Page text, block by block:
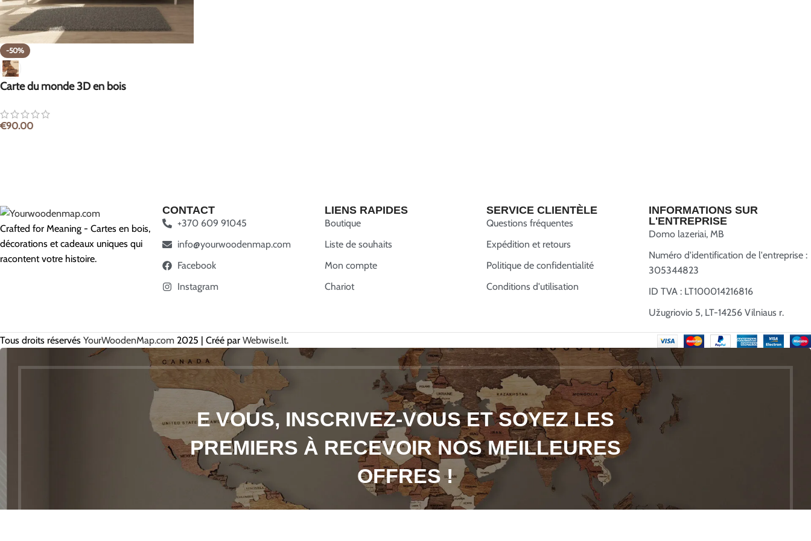
-50%
Carte du monde 3D en bois
€90.00
Crafted for Meaning - Cartes en bois,
décorations et cadeaux uniques qui
racontent votre histoire.
CONTACT
+370 609 91045
info@yourwoodenmap.com
Facebook
Instagram
LIENS RAPIDES
Boutique
Liste de souhaits
Mon compte
Chariot
SERVICE CLIENTÈLE
Questions fréquentes
Expédition et retours
Politique de confidentialité
Conditions d'utilisation
INFORMATIONS SUR
L'ENTREPRISE
Domo lazeriai, MB
Numéro d'identification de l'entreprise :
305344823
ID TVA : LT100014216816
Užugriovio 5, LT-14256 Vilniaus r.
Tous droits réservés YourWoodenMap.com 2025 | Créé par Webwise.lt.
E VOUS, INSCRIVEZ-VOUS ET SOYEZ LES
PREMIERS À RECEVOIR NOS MEILLEURES
OFFRES !